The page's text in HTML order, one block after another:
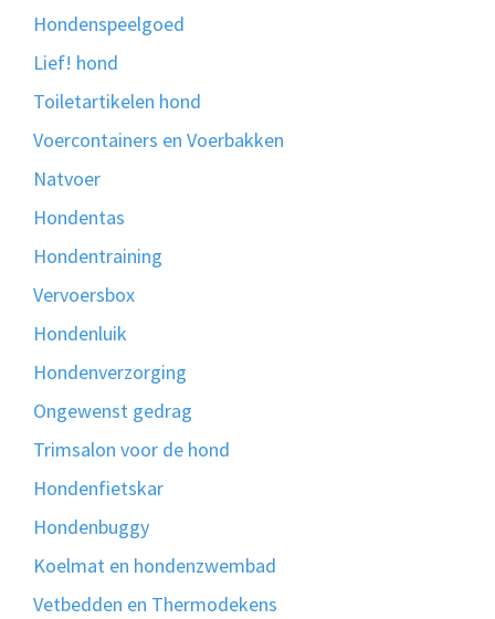
Hondenspeelgoed
Lief! hond
Toiletartikelen hond
Voercontainers en Voerbakken
Natvoer
Hondentas
Hondentraining
Vervoersbox
Hondenluik
Hondenverzorging
Ongewenst gedrag
Trimsalon voor de hond
Hondenfietskar
Hondenbuggy
Koelmat en hondenzwembad
Vetbedden en Thermodekens